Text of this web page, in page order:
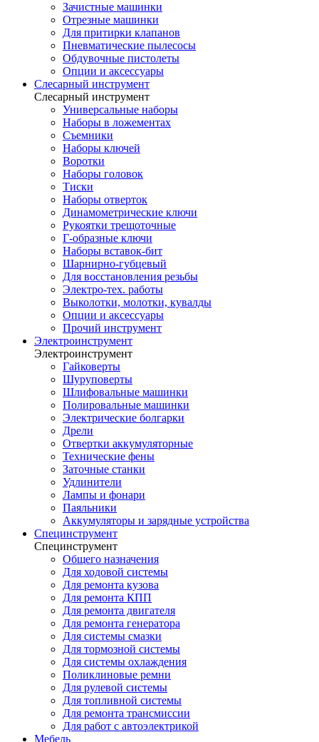
Зачистные машинки
Отрезные машинки
Для притирки клапанов
Пневматические пылесосы
Обдувочные пистолеты
Опции и аксессуары
Слесарный инструмент
Слесарный инструмент
Универсальные наборы
Наборы в ложементах
Съемники
Наборы ключей
Воротки
Наборы головок
Тиски
Наборы отверток
Динамометрические ключи
Рукоятки трещоточные
Г-образные ключи
Наборы вставок-бит
Шарнирно-губцевый
Для восстановления резьбы
Электро-тех. работы
Выколотки, молотки, кувалды
Опции и аксессуары
Прочий инструмент
Электроинструмент
Электроинструмент
Гайковерты
Шуруповерты
Шлифовальные машинки
Полировальные машинки
Электрические болгарки
Дрели
Отвертки аккумуляторные
Технические фены
Заточные станки
Удлинители
Лампы и фонари
Паяльники
Аккумуляторы и зарядные устройства
Специнструмент
Специнструмент
Общего назначения
Для ходовой системы
Для ремонта кузова
Для ремонта КПП
Для ремонта двигателя
Для ремонта генератора
Для системы смазки
Для тормозной системы
Для системы охлаждения
Поликлиновые ремни
Для рулевой системы
Для топливной системы
Для ремонта трансмиссии
Для работ с автоэлектрикой
Мебель